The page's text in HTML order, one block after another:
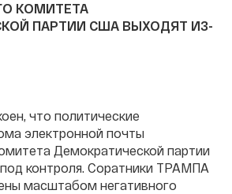
КОМИТЕТА
ПАРТИИ США ВЫХОДЯТ ИЗ-
что политические
электронной почты
Демократической партии
контроля. Соратники ТРАМПА
масштабом негативного